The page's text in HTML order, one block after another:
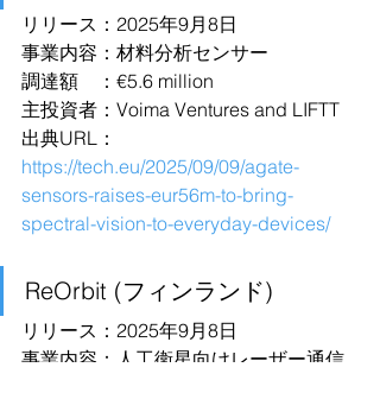
リリース：2025年9月8日
事業内容：材料分析センサー
調達額　：€5.6 million
主投資者：Voima Ventures and LIFTT
出典URL：
https://tech.eu/2025/09/09/agate-
sensors-raises-eur56m-to-bring-
spectral-vision-to-everyday-devices/
ReOrbit (フィンランド)
リリース：2025年9月8日
事業内容：人工衛星向けレーザー通信